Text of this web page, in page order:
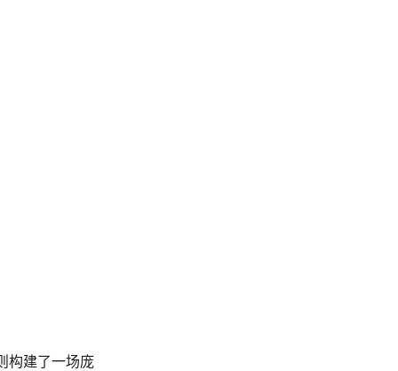
构建了一场庞